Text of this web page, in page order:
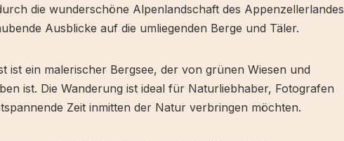
die wunderschöne Alpenlandschaft des Appenzellerlandes
Ausblicke auf die umliegenden Berge und Täler.
ist ein malerischer Bergsee, der von grünen Wiesen und
ist. Die Wanderung ist ideal für Naturliebhaber, Fotografen
Zeit inmitten der Natur verbringen möchten.